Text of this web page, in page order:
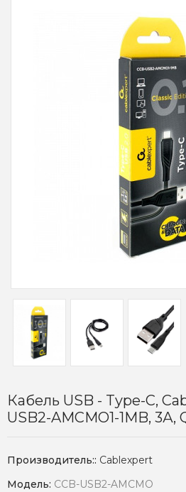
Кабель USB - Type-C,
USB2-AMCMO1-1MB, 3А,
Производитель:: Cablexpert
Модель: CCB-USB2-AMCMO